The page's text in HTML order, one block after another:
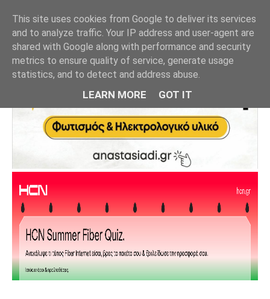
This site uses cookies from Google to deliver its services
and to analyze traffic. Your IP address and user-agent are
shared with Google along with performance and security
metrics to ensure quality of service, generate usage
statistics, and to detect and address abuse.
LEARN MORE GOT IT